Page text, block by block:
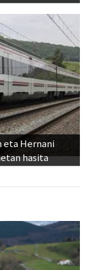
eta Hernani
hasita